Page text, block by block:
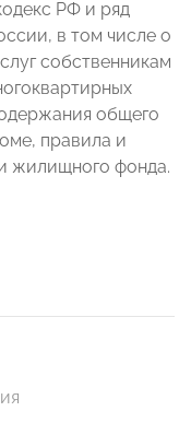
РФ и ряд
в том числе о
собственникам
общего
правила и
жилищного фонда.